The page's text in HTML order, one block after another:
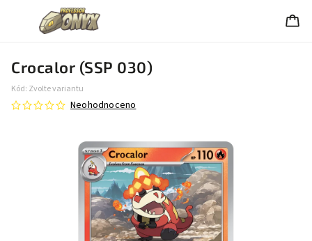
Crocalor (SSP 030)
Kód: Zvolte variantu
Neohodnoceno